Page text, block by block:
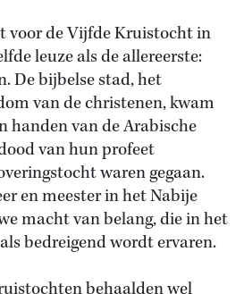
voor de Vijfde Kruistocht in
leuze als de allereerste:
De bijbelse stad, het
van de christenen, kwam
handen van de Arabische
van hun profeet
waren gegaan.
en meester in het Nabije
macht van belang, die in het
bedreigend wordt ervaren.